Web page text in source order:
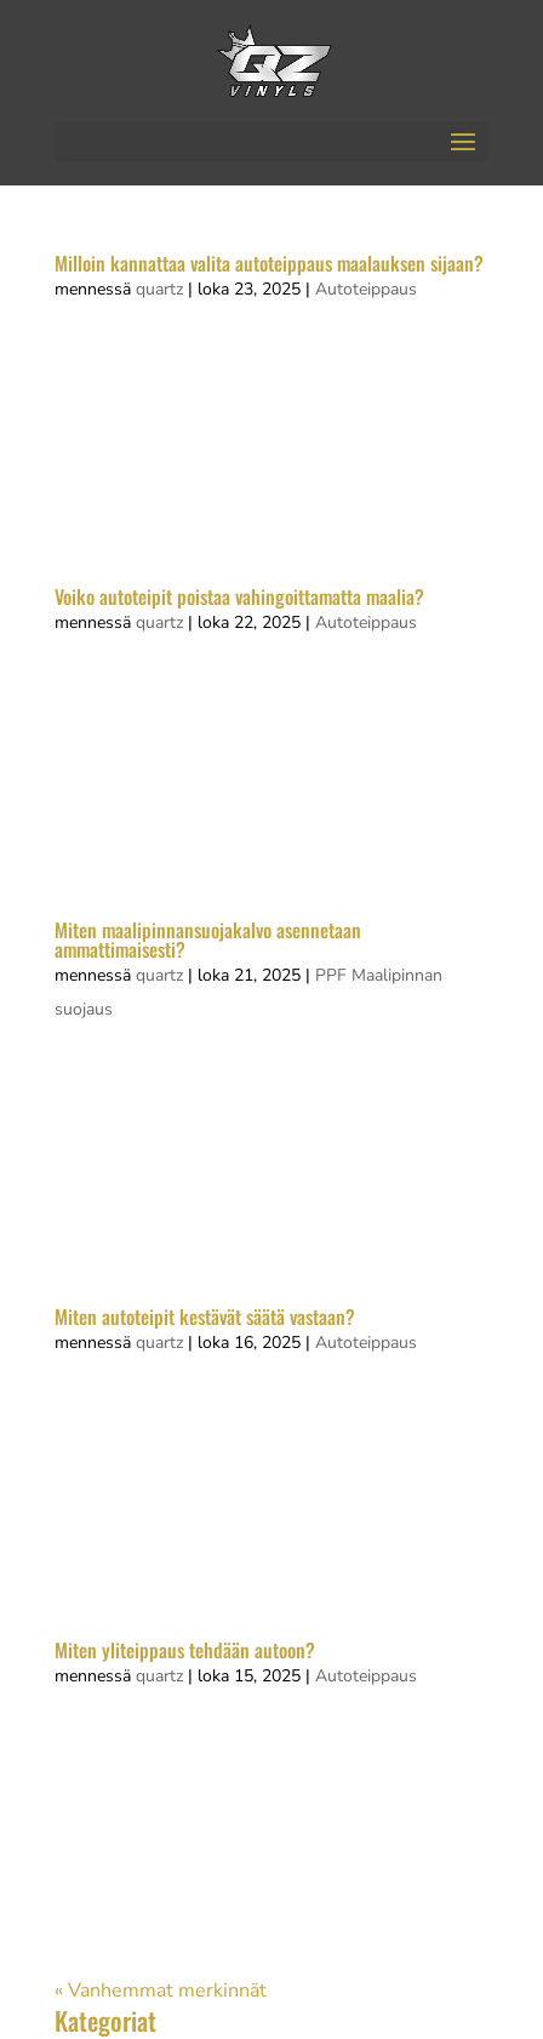
Milloin kannattaa valita autoteippaus maalauksen sijaan?
mennessä quartz| loka 23, 2025| Autoteippaus
Voiko autoteipit poistaa vahingoittamatta maalia?
mennessä quartz| loka 22, 2025| Autoteippaus
Miten maalipinnansuojakalvo asennetaan
ammattimaisesti?
mennessä quartz| loka 21, 2025| PPF Maalipinnan
suojaus
Miten autoteipit kestävät säätä vastaan?
mennessä quartz| loka 16, 2025| Autoteippaus
Miten yliteippaus tehdään autoon?
mennessä quartz| loka 15, 2025| Autoteippaus
« Vanhemmat merkinnät
Kategoriat